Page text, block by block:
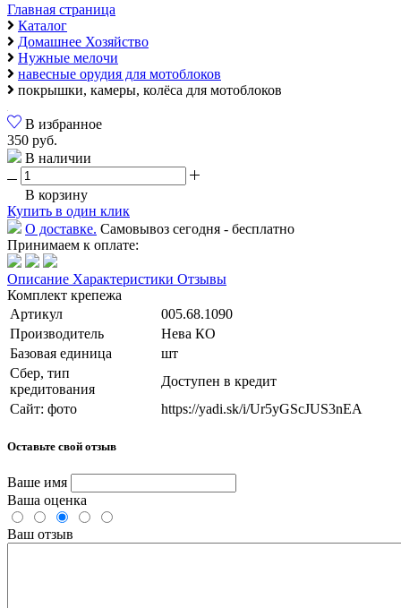
Главная страница
Каталог
Домашнее Хозяйство
Нужные мелочи
навесные орудия для мотоблоков
покрышки, камеры, колёса для мотоблоков
В избранное
350 руб.
В наличии
В корзину
Купить в один клик
О доставке. Самовывоз сегодня - бесплатно
Принимаем к оплате:
Описание Характеристики Отзывы
Комплект крепежа
Артикул
005.68.1090
Производитель
Нева КО
Базовая единица
шт
Сбер, тип
кредитования
Доступен в кредит
Сайт: фото
https://yadi.sk/i/Ur5yGScJUS3nEA
Оставьте свой отзыв
Ваше имя
Ваша оценка
Ваш отзыв